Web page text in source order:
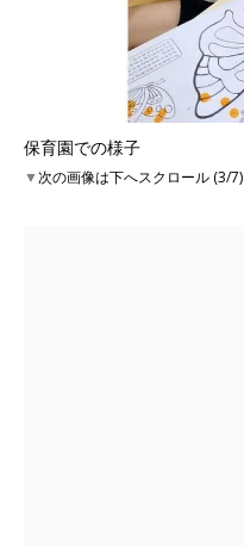
保育園での様子
▼次の画像は下へスクロール (3/7)